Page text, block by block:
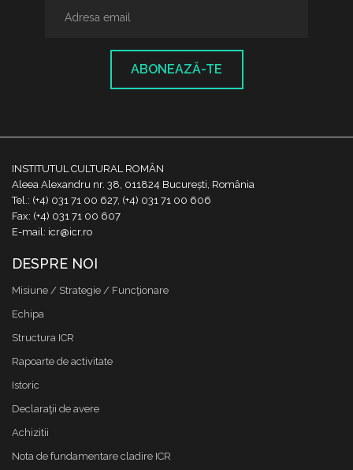
ABONEAZĂ-TE
INSTITUTUL CULTURAL ROMÂN
Aleea Alexandru nr. 38, 011824 București, România
Tel.: (+4) 031 71 00 627, (+4) 031 71 00 606
Fax: (+4) 031 71 00 607
E-mail: icr@icr.ro
DESPRE NOI
Misiune / Strategie / Funcţionare
Echipa
Structura ICR
Rapoarte de activitate
Istoric
Declaraţii de avere
Achizitii
Nota de fundamentare cladire ICR